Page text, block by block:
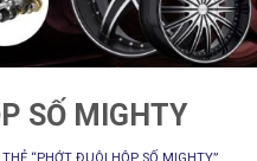
SỐ MIGHTY
“PHỚT ĐUÔI HỘP SỐ MIGHTY”